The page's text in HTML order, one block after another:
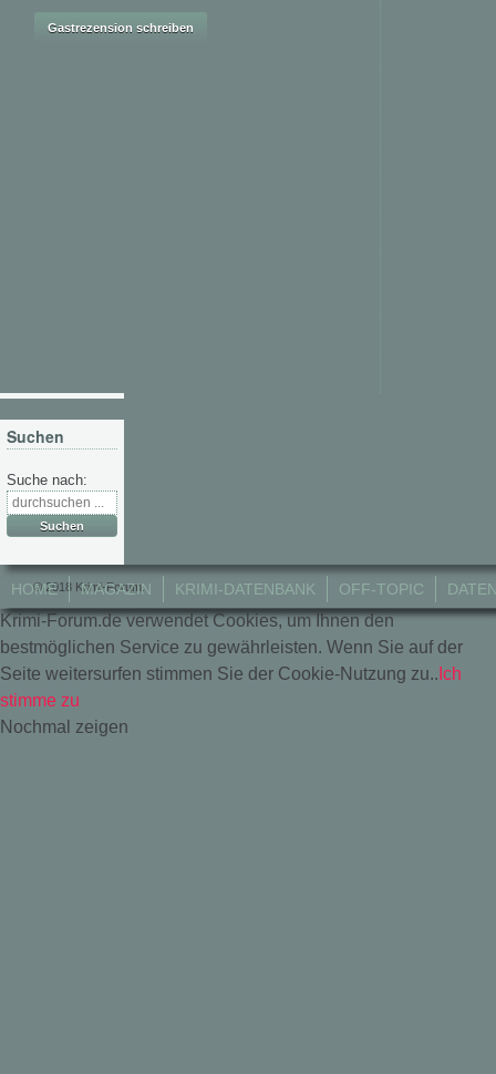
Suchen
Suche nach:
HOME MAGAZIN KRIMI-DATENBANK OFF-TOPIC
© 2018 Krimi-Forum.
Krimi-Forum.de verwendet Cookies, um Ihnen den
bestmöglichen Service zu gewährleisten. Wenn Sie auf der
Seite weitersurfen stimmen Sie der Cookie-Nutzung zu.. Ich
stimme zu
Nochmal zeigen